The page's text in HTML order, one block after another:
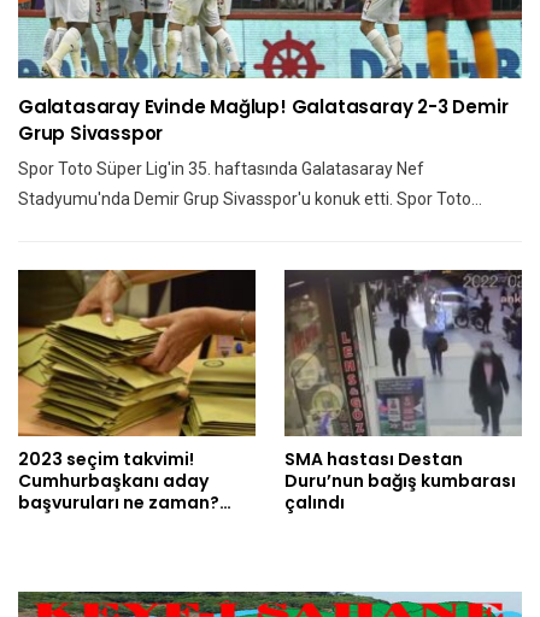
Galatasaray Evinde Mağlup! Galatasaray 2-3 Demir
Grup Sivasspor
Spor Toto Süper Lig'in 35. haftasında Galatasaray Nef
Stadyumu'nda Demir Grup Sivasspor'u konuk etti. Spor Toto…
2023 seçim takvimi!
Cumhurbaşkanı aday
başvuruları ne zaman?…
SMA hastası Destan
Duru’nun bağış kumbarası
çalındı